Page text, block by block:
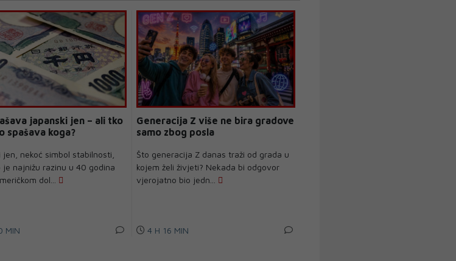
japanski jen – ali tko
spašava koga?
jen, nekoć simbol stabilnosti,
je najnižu razinu u 40 godina
dol...
MIN
Generacija Z više ne bira gradove
samo zbog posla
Što generacija Z danas traži od grada u
kojem želi živjeti? Nekada bi odgovor
vjerojatno bio jedn...
4 H 16 MIN